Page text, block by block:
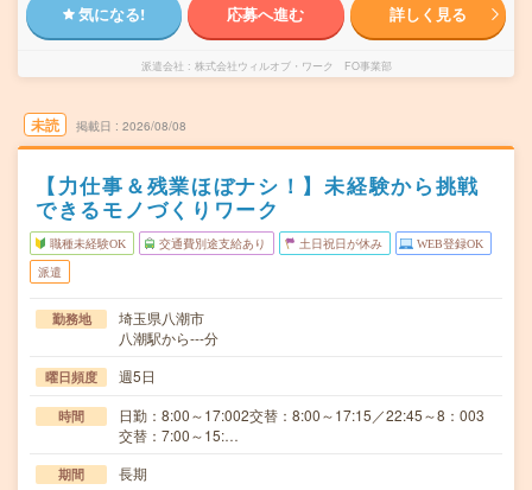
気になる! 応募へ進む 詳しく見る
派遣会社 株式会社ウィルオブ・ワーク FO事業部
未読 掲載日 2026/08/08
【力仕事＆残業ほぼナシ！】未経験から挑戦
できるモノづくりワーク
職種未経験OK 交通費別途支給あり 土日祝日が休み WEB登録OK
派遣
勤務地
埼玉県八潮市
八潮駅から---分
曜日頻度 週5日
時間
日勤：8:00～17:002交替：8:00～17:15／22:45～8：003
交替：7:00～15:…
期間 長期